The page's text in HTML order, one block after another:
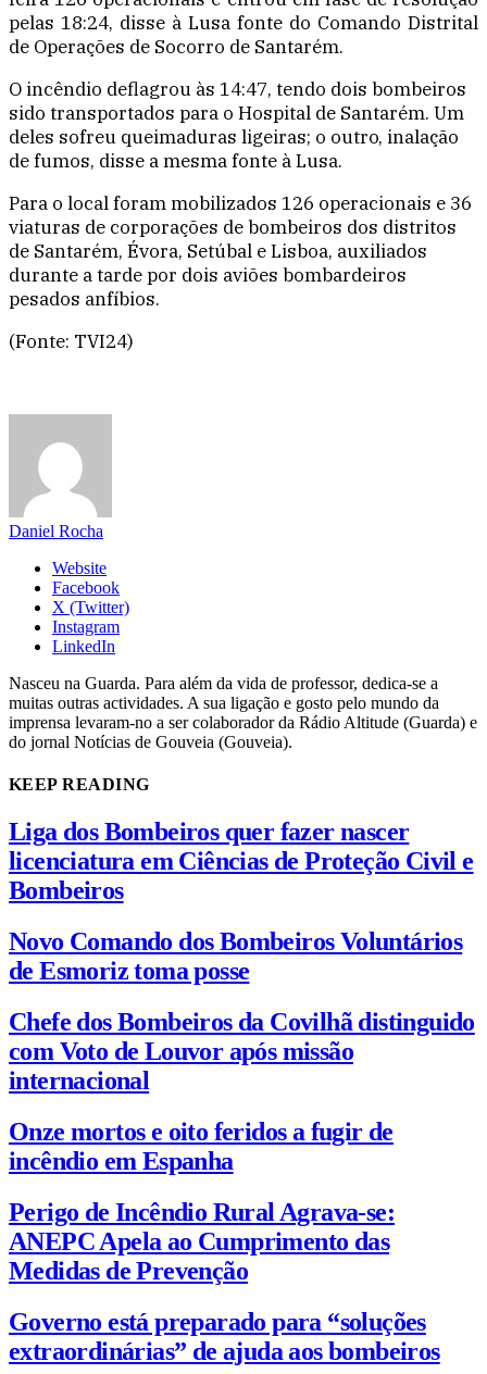
pelas 18:24, disse à Lusa fonte do Comando Distrital
de Operações de Socorro de Santarém.
O incêndio deflagrou às 14:47, tendo dois bombeiros
sido transportados para o Hospital de Santarém. Um
deles sofreu queimaduras ligeiras; o outro, inalação
de fumos, disse a mesma fonte à Lusa.
Para o local foram mobilizados 126 operacionais e 36
viaturas de corporações de bombeiros dos distritos
de Santarém, Évora, Setúbal e Lisboa, auxiliados
durante a tarde por dois aviões bombardeiros
pesados anfíbios.
(Fonte: TVI24)
Daniel Rocha
Website
Facebook
X (Twitter)
Instagram
LinkedIn
Nasceu na Guarda. Para além da vida de professor, dedica-se a
muitas outras actividades. A sua ligação e gosto pelo mundo da
imprensa levaram-no a ser colaborador da Rádio Altitude (Guarda) e
do jornal Notícias de Gouveia (Gouveia).
KEEP READING
Liga dos Bombeiros quer fazer nascer
licenciatura em Ciências de Proteção Civil e
Bombeiros
Novo Comando dos Bombeiros Voluntários
de Esmoriz toma posse
Chefe dos Bombeiros da Covilhã distinguido
com Voto de Louvor após missão
internacional
Onze mortos e oito feridos a fugir de
incêndio em Espanha
Perigo de Incêndio Rural Agrava-se:
ANEPC Apela ao Cumprimento das
Medidas de Prevenção
Governo está preparado para “soluções
extraordinárias” de ajuda aos bombeiros